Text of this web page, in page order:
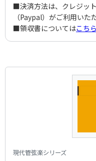
■決済方法は、クレジッ
（Paypal）がご利用いた
■領収書についてはこちら
現代管弦楽シリーズ